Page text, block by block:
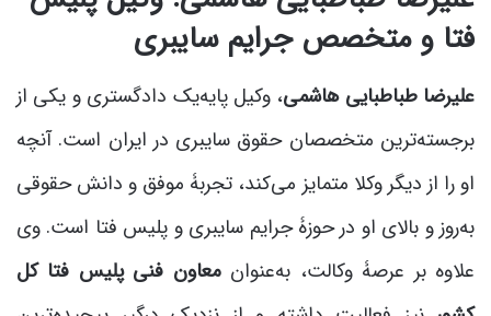
فتا و متخصص جرایم سایبری
علیرضا طباطبایی هاشمی، وکیل پایه‌یک دادگستری و یکی از
برجسته‌ترین متخصصان حقوق سایبری در ایران است. آنچه
او را از دیگر وکلا متمایز می‌کند، تجربۀ موفق و دانش حقوقی
به‌روز و بالای او در حوزۀ جرایم سایبری و پلیس فتا است. وی
علاوه بر عرصۀ وکالت، به‌عنوانمعاون فنی پلیس فتا کل